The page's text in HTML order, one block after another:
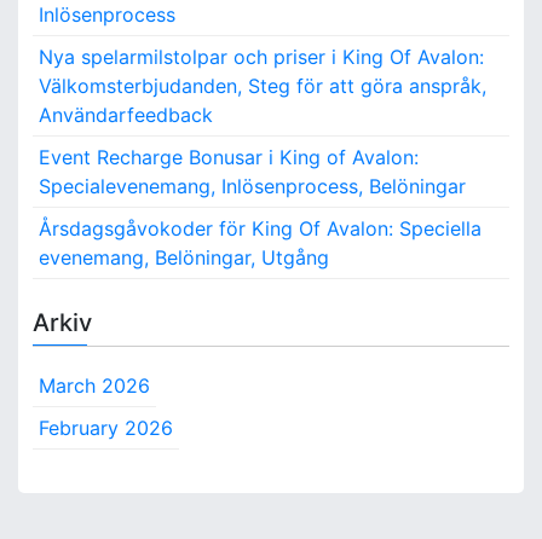
Inlösenprocess
Nya spelarmilstolpar och priser i King Of Avalon:
Välkomsterbjudanden, Steg för att göra anspråk,
Användarfeedback
Event Recharge Bonusar i King of Avalon:
Specialevenemang, Inlösenprocess, Belöningar
Årsdagsgåvokoder för King Of Avalon: Speciella
evenemang, Belöningar, Utgång
Arkiv
March 2026
February 2026